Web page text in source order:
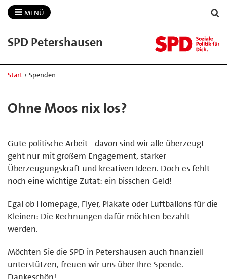
MENÜ
SPD Petershausen
Start › Spenden
Ohne Moos nix los?
Gute politische Arbeit - davon sind wir alle überzeugt -
geht nur mit großem Engagement, starker
Überzeugungskraft und kreativen Ideen. Doch es fehlt
noch eine wichtige Zutat: ein bisschen Geld!
Egal ob Homepage, Flyer, Plakate oder Luftballons für die
Kleinen: Die Rechnungen dafür möchten bezahlt
werden.
Möchten Sie die SPD in Petershausen auch finanziell
unterstützen, freuen wir uns über Ihre Spende.
Dankeschön!